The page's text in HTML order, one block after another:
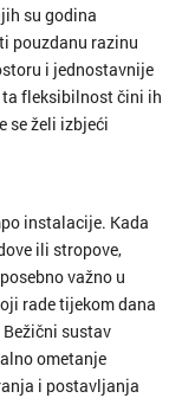
su godina
pouzdanu razinu
i jednostavnije
ta fleksibilnost čini ih
se želi izbjeći
instalacije. Kada
ili stropove,
važno u
rade tijekom dana
sustav
ometanje
i postavljanja